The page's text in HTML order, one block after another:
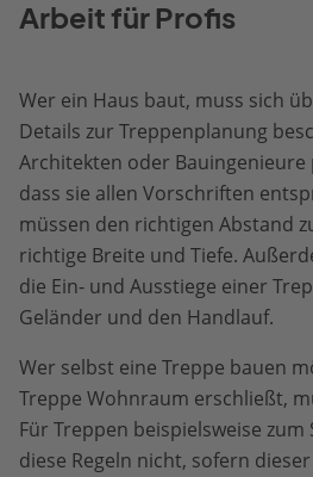
Arbeit für Profis
Wer ein Haus baut, muss sich
Details zur Treppenplanung
Architekten oder Bauingenieure
dass sie allen Vorschriften
müssen den richtigen Abstand
richtige Breite und Tiefe.
die Ein- und Ausstiege einer
Geländer und den Handlauf.
Wer selbst eine Treppe bauen
Treppe Wohnraum erschließt,
Für Treppen beispielsweise
diese Regeln nicht, sofern